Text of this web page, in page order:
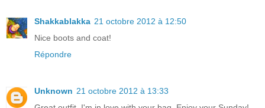
Shakkablakka 21 octobre 2012 à 12:50
Nice boots and coat!
Répondre
Unknown 21 octobre 2012 à 13:33